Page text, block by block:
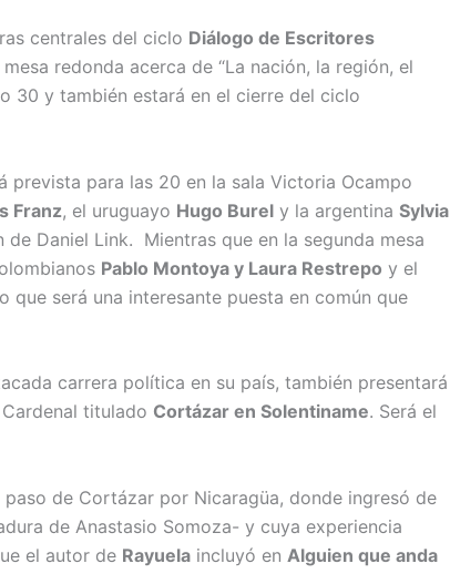
centrales del ciclo Diálogo de Escritores
redonda acerca de “La nación, la región, el
30 y también estará en el cierre del ciclo
prevista para las 20 en la sala Victoria Ocampo
Franz, el uruguayo Hugo Burel y la argentina Sylvia
Daniel Link. Mientras que en la segunda mesa
Pablo Montoya y Laura Restrepo y el
que será una interesante puesta en común que
carrera política en su país, también presentará
titulado Cortázar en Solentiname. Será el
de Cortázar por Nicaragüa, donde ingresó de
de Anastasio Somoza- y cuya experiencia
el autor de Rayuela incluyó en Alguien que anda